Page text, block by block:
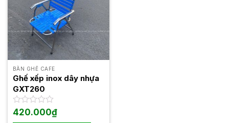
BÀN GHẾ CAFE
Ghế xếp inox dây nhựa
GXT260
Được
420.000₫